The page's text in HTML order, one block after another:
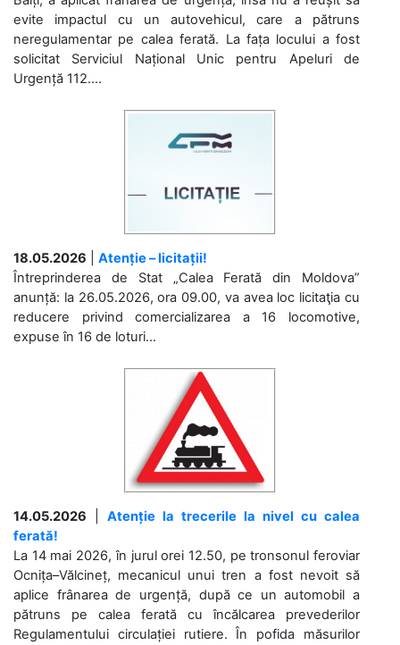
evite impactul cu un autovehicul, care a pătruns
neregulamentar pe calea ferată. La fața locului a fost
solicitat Serviciul Național Unic pentru Apeluri de
Urgență 112....
18.05.2026
Atenție – licitații!
Întreprinderea de Stat „Calea Ferată din Moldova”
anunță: la 26.05.2026, ora 09.00, va avea loc licitaţia cu
reducere privind comercializarea a 16 locomotive,
expuse în 16 de loturi...
14.05.2026
Atenție la trecerile la nivel cu calea
ferată!
La 14 mai 2026, în jurul orei 12.50, pe tronsonul feroviar
Ocnița–Vălcineț, mecanicul unui tren a fost nevoit să
aplice frânarea de urgență, după ce un automobil a
pătruns pe calea ferată cu încălcarea prevederilor
Regulamentului circulației rutiere. În pofida măsurilor